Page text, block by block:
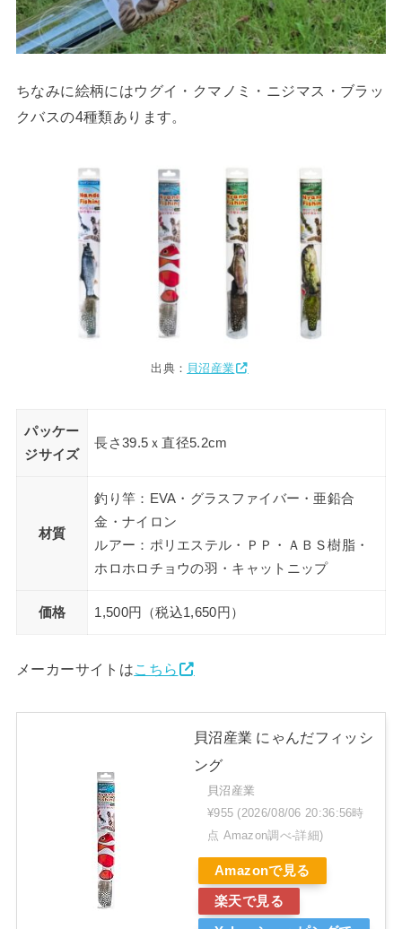
ちなみに絵柄にはウグイ・クマノミ・ニジマス・ブラッ
クバスの4種類あります。
出典： 貝沼産業
パッケー
ジサイズ
長さ39.5ｘ直径5.2cm
材質
釣り竿：EVA・グラスファイバー・亜鉛合
金・ナイロン
ルアー：ポリエステル・ＰＰ・ＡＢＳ樹脂・
ホロホロチョウの羽・キャットニップ
価格 1,500円（税込1,650円）
メーカーサイトはこちら
貝沼産業 にゃんだフィッシ
ング
貝沼産業
¥955 (2026/08/06 20:36:56時
点 Amazon調べ-詳細)
Amazonで見る
楽天で見る